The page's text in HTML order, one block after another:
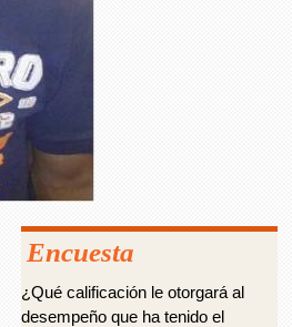
Encuesta
¿Qué calificación le otorgará al
desempeño que ha tenido el